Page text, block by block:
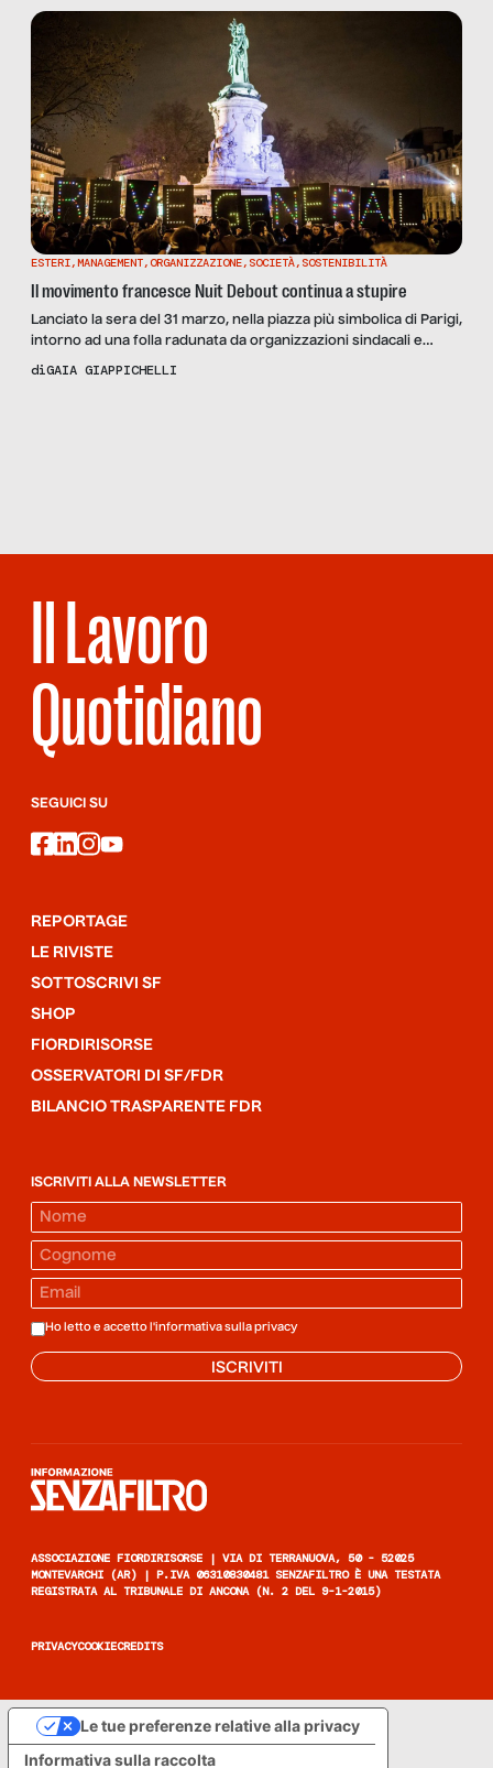
motopeschereccio della flotta […]
ESTERI,MANAGEMENT,ORGANIZZAZIONE, SOCIETÀ, SOSTENIBILITÀ
Il movimento francesce Nuit Debout continua a stupire
Lanciato la sera del 31 marzo, nella piazza più simbolica di Parigi,
intorno ad una folla radunata da organizzazioni sindacali e
organizzazioni di studenti universitari e di liceali per chiedere al
diGAIA GIAPPICHELLI
Il Lavoro
Quotidiano
SEGUICI SU
facebook
linkedin
instagram
youtube
REPORTAGE
LE RIVISTE
SOTTOSCRIVI SF
SHOP
FIORDIRISORSE
OSSERVATORI DI SF/FDR
BILANCIO TRASPARENTE FDR
ISCRIVITI ALLA NEWSLETTER
Ho letto e accetto l'informativa sulla privacy
ISCRIVITI
ASSOCIAZIONE FIORDIRISORSE | VIA DI TERRANUOVA, 50 - 52025
MONTEVARCHI (AR) | P.IVA 06310830481 SENZAFILTRO È UNA TESTATA
REGISTRATA AL TRIBUNALE DI ANCONA (N. 2 DEL 9-1-2015)
PRIVACYCOOKIECREDITS
Informativa sulla raccolta
Le tue preferenze relative alla privacy